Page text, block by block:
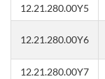
12.21.280.00Y5
12.21.280.00Y6
12.21.280.00Y7